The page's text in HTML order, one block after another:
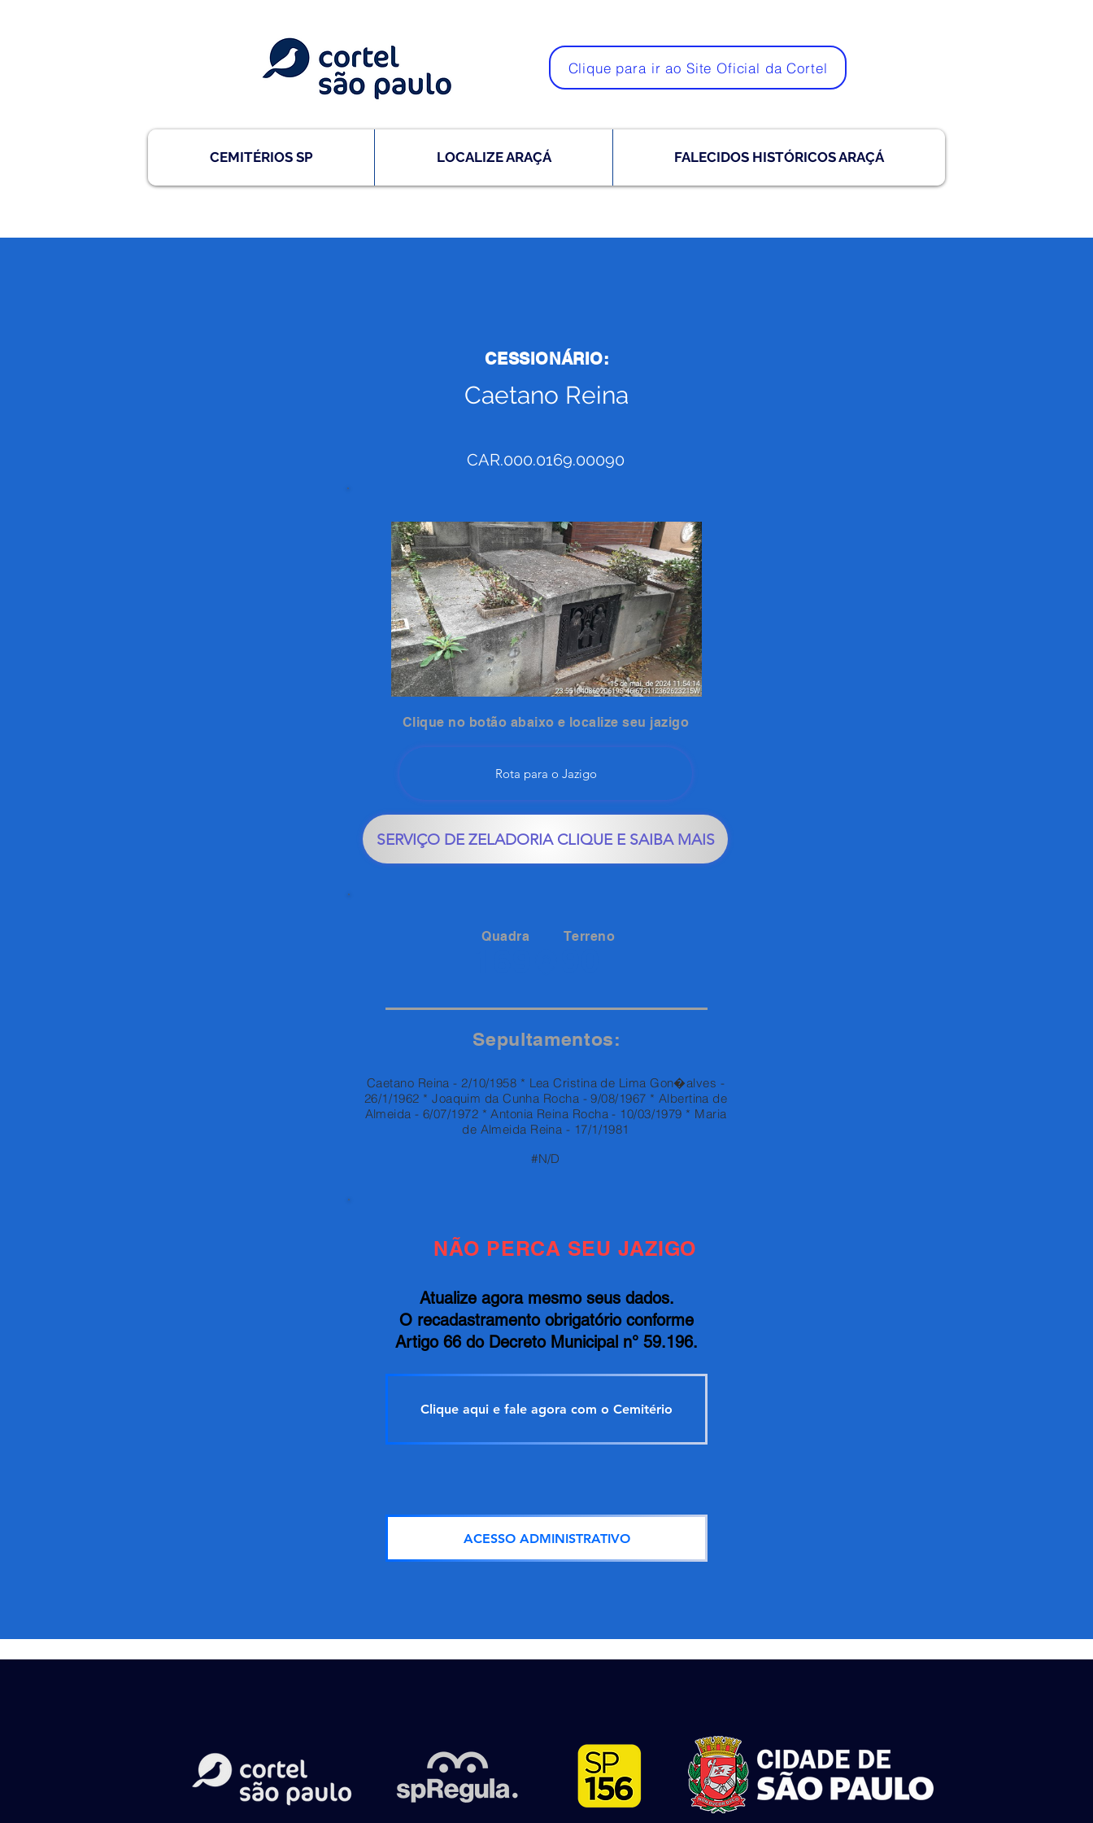
Clique para ir ao Site Oficial da Cortel
CEMITÉRIOS SP LOCALIZE ARAÇÁ FALECIDOS HISTÓRICOS ARAÇÁ
CESSIONÁRIO:
Caetano Reina
CAR.000.0169.00090
Clique no botão abaixo e localize seu jazigo
Rota para o Jazigo
SERVIÇO DE ZELADORIA CLIQUE E SAIBA MAIS
Quadra Terreno
Sepultamentos:
Caetano Reina - 2/10/1958 * Lea Cristina de Lima Gon�alves -
26/1/1962 * Joaquim da Cunha Rocha - 9/08/1967 * Albertina de
Almeida - 6/07/1972 * Antonia Reina Rocha - 10/03/1979 * Maria
de Almeida Reina - 17/1/1981
#N/D
NÃO PERCA SEU JAZIGO
Atualize agora mesmo seus dados.
O recadastramento obrigatório conforme
Artigo 66 do Decreto Municipal n° 59.196.
Clique aqui e fale agora com o Cemitério
ACESSO ADMINISTRATIVO